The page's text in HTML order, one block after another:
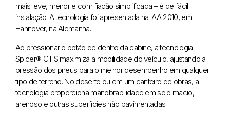
mais leve, menor e com fiação simplificada – é de fácil
instalação. A tecnologia foi apresentada na IAA 2010, em
Hannover, na Alemanha.
Ao pressionar o botão de dentro da cabine, a tecnologia
Spicer® CTIS maximiza a mobilidade do veículo, ajustando a
pressão dos pneus para o melhor desempenho em qualquer
tipo de terreno. No deserto ou em um canteiro de obras, a
tecnologia proporciona manobrabilidade em solo macio,
arenoso e outras superfícies não pavimentadas.